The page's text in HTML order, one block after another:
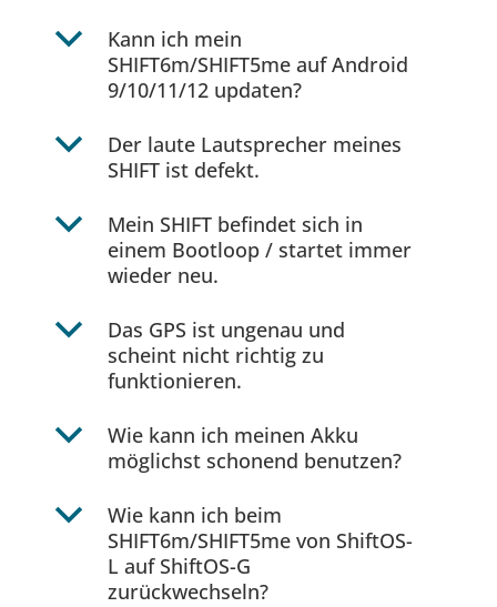
b
Kann ich mein
SHIFT6m/SHIFT5me auf Android
9/10/11/12 updaten?
b
Der laute Lautsprecher meines
SHIFT ist defekt.
b
Mein SHIFT befindet sich in
einem Bootloop / startet immer
wieder neu.
b
Das GPS ist ungenau und
scheint nicht richtig zu
funktionieren.
b
Wie kann ich meinen Akku
möglichst schonend benutzen?
b
Wie kann ich beim
SHIFT6m/SHIFT5me von ShiftOS-
L auf ShiftOS-G
zurückwechseln?